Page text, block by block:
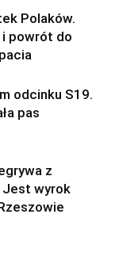
Polaków.
i powrót do
odcinku S19.
pas
z
Jest wyrok